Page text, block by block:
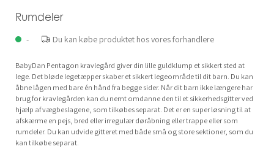
Rumdeler
- Du kan købe produktet hos vores forhandlere
BabyDan Pentagon kravlegård giver din lille guldklump et sikkert sted at
lege. Det bløde legetæpper skaber et sikkert legeområde til dit barn. Du kan
åbne lågen med bare én hånd fra begge sider. Når dit barn ikke længere har
brug for kravlegården kan du nemt omdanne den til et sikkerhedsgitter ved
hjælp af vægbeslagene, som tilkøbes separat. Det er en super løsning til at
afskærme en pejs, bred eller irregulær døråbning eller trappe eller som
rumdeler. Du kan udvide gitteret med både små og store sektioner, som du
kan tilkøbe separat.